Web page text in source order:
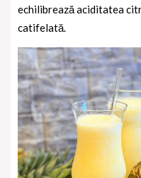
echilibrează aciditatea
catifelată.